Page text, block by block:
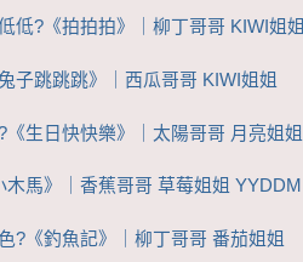
低?《拍拍拍》｜柳丁哥哥 KIWI姐姐
子跳跳跳》｜西瓜哥哥 KIWI姐姐
生日快快樂》｜太陽哥哥 月亮姐姐
馬》｜香蕉哥哥 草莓姐姐 YYDDM
?《釣魚記》｜柳丁哥哥 番茄姐姐